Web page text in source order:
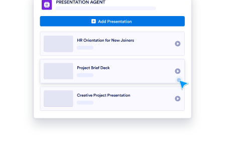
り込むことができます